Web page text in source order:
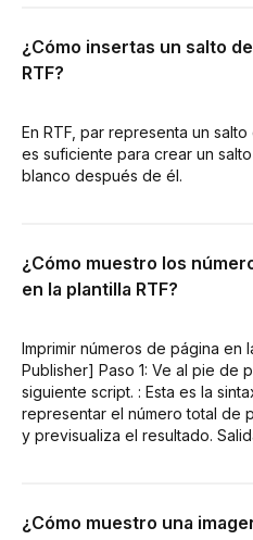
¿Cómo insertas un salto
RTF?
En RTF, par representa un
es suficiente para crear un
blanco después de él.
¿Cómo muestro los
en la plantilla RTF?
Imprimir números de página en
Publisher] Paso 1: Ve al pie de
siguiente script. : Esta es la
representar el número total de
y previsualiza el resultado.
¿Cómo muestro una